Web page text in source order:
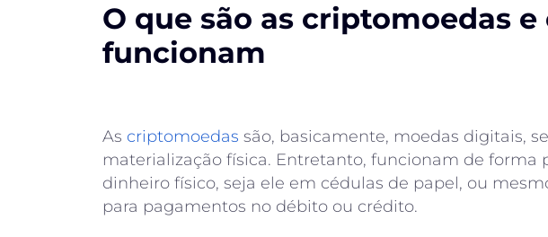
O que são as criptomoedas
funcionam
As criptomoedas são, basicamente, moedas digitais,
materialização física. Entretanto, funcionam de forma
dinheiro físico, seja ele em cédulas de papel, ou
para pagamentos no débito ou crédito.